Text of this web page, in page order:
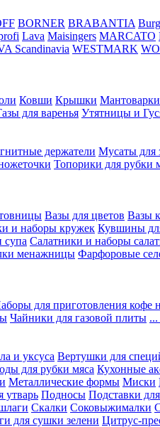
BORNER BRABANTIA
Lava Maisingers MARCATO
Scandinavia WESTMARK
Ковши Крышки Мантоварки
для варенья Утятницы и
держатели Мусаты для
Топорики для рубки
Вазы для цветов Вазы
и наборы кружек Кувшины
супа Салатники и наборы
менажницы Фарфоровые
для приготовления кофе
Чайники для газовой плиты
и уксуса Вертушки для
для рубки мяса Кухонные
Металлические формы Миски
утварь Подносы Подставки
Скалки Соковыжималки
для сушки зелени Цитрус-